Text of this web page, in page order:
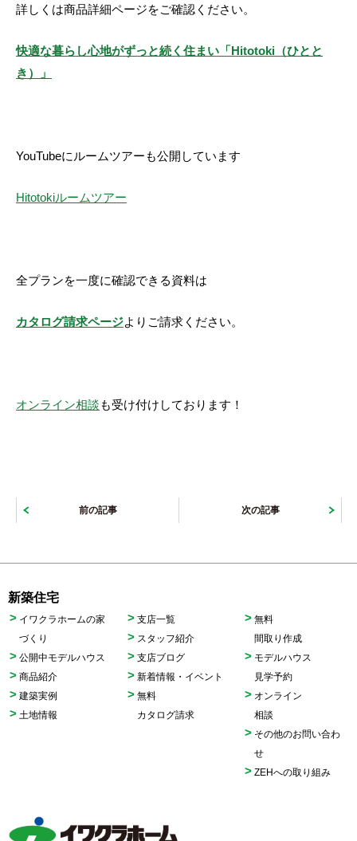
詳しくは商品詳細ページをご確認ください。
快適な暮らし心地がずっと続く住まい「Hitotoki（ひとと
き）」
YouTubeにルームツアーも公開しています
Hitotokiルームツアー
全プランを一度に確認できる資料は
カタログ請求ページよりご請求ください。
オンライン相談も受け付けしております！
前の記事 次の記事
新築住宅
イワクラホームの家
づくり
公開中モデルハウス
商品紹介
建築実例
土地情報
支店一覧
スタッフ紹介
支店ブログ
新着情報・イベント
無料
カタログ請求
無料
間取り作成
モデルハウス
見学予約
オンライン
相談
その他のお問い合わ
せ
ZEHへの取り組み